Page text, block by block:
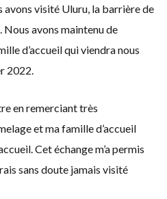
avons visité Uluru, la barrière de
avons maintenu de
d’accueil qui viendra nous
2022.
en remerciant très
et ma famille d’accueil
Cet échange m’a permis
sans doute jamais visité